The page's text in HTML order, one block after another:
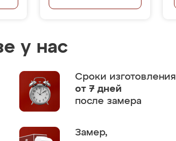
у нас
Сроки изготовления
от 7 дней
после замера
Замер,